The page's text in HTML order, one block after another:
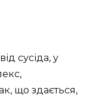
сусіда, у
що здається,